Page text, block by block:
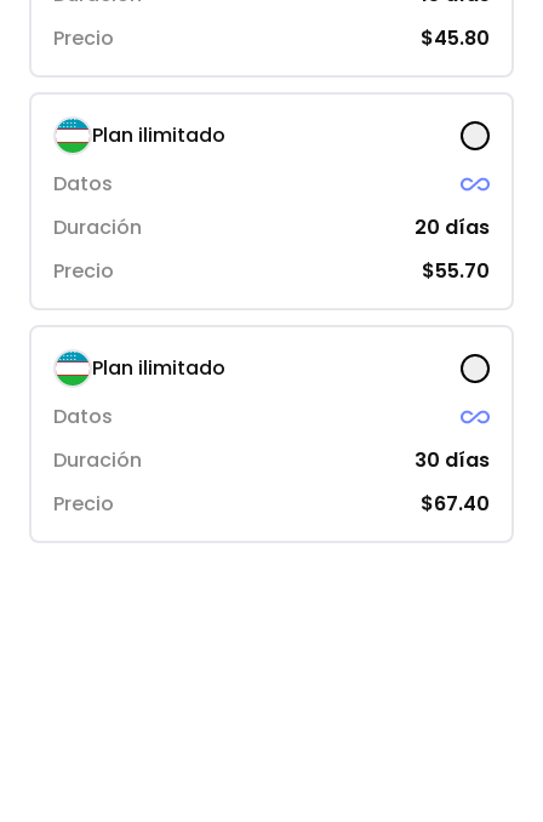
Precio
$45.80
Plan ilimitado
Datos
Duración
20 días
Precio
$55.70
Plan ilimitado
Datos
Duración
30 días
Precio
$67.40